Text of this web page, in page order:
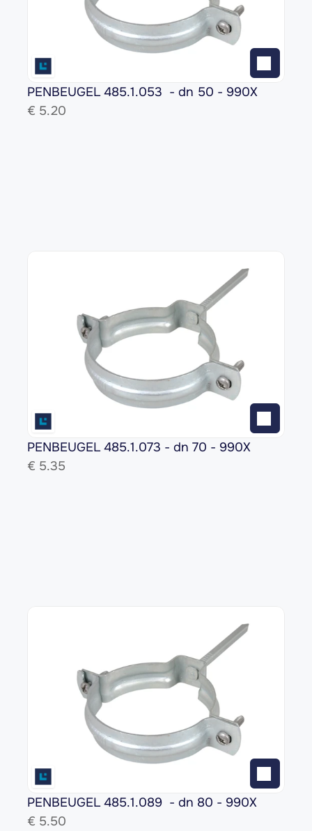
PENBEUGEL 485.1.053  - dn 50 - 990X
€ 5.20
PENBEUGEL 485.1.073 - dn 70 - 990X
€ 5.35
PENBEUGEL 485.1.089  - dn 80 - 990X
€ 5.50